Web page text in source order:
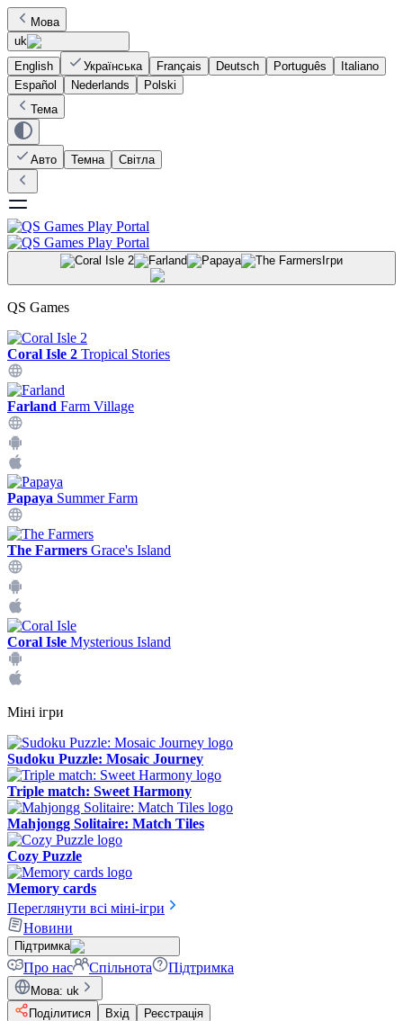
Мова
uk
English
Українська Français Deutsch Português
Italiano
Español
Nederlands
Polski
Тема
Авто Темна Світла
Ігри
QS Games
Coral Isle 2 Tropical Stories
Farland Farm Village
Papaya Summer Farm
The Farmers Grace's Island
Coral Isle Mysterious Island
Міні ігри
Sudoku Puzzle: Mosaic Journey
Triple match: Sweet Harmony
Mahjongg Solitaire: Match Tiles
Cozy Puzzle
Memory cards
Переглянути всі міні-ігри
Новини
Підтримка
Про нас Спільнота Підтримка
Мова: uk
Поділитися
Вхід
Реєстрація